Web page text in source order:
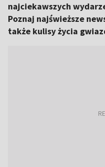
najciekawszych
Poznaj najświeższe
także kulisy życia